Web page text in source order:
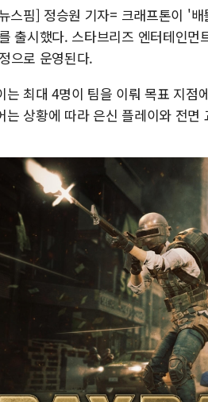
스핌] 정승원 기자= 크래프톤이 '
출시했다. 스타브리즈 엔터테인
으로 운영된다.
는 최대 4명이 팀을 이뤄 목표 지점
는 상황에 따라 은신 플레이와 전